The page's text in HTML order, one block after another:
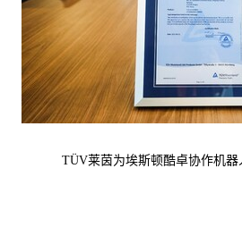
TÜV莱茵为埃斯顿酷卓协作机